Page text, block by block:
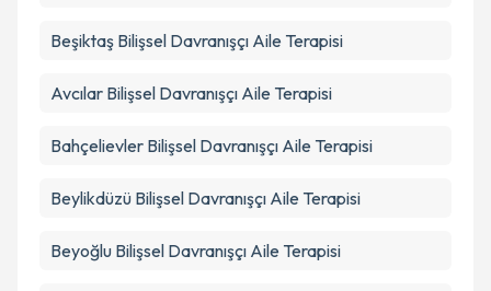
Beşiktaş Bilişsel Davranışçı Aile Terapisi
Avcılar Bilişsel Davranışçı Aile Terapisi
Bahçelievler Bilişsel Davranışçı Aile Terapisi
Beylikdüzü Bilişsel Davranışçı Aile Terapisi
Beyoğlu Bilişsel Davranışçı Aile Terapisi